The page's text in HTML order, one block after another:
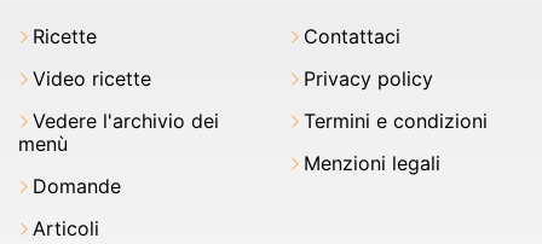
Ricette
Video ricette
Vedere l'archivio dei
menù
Domande
Articoli
Contattaci
Privacy policy
Termini e condizioni
Menzioni legali